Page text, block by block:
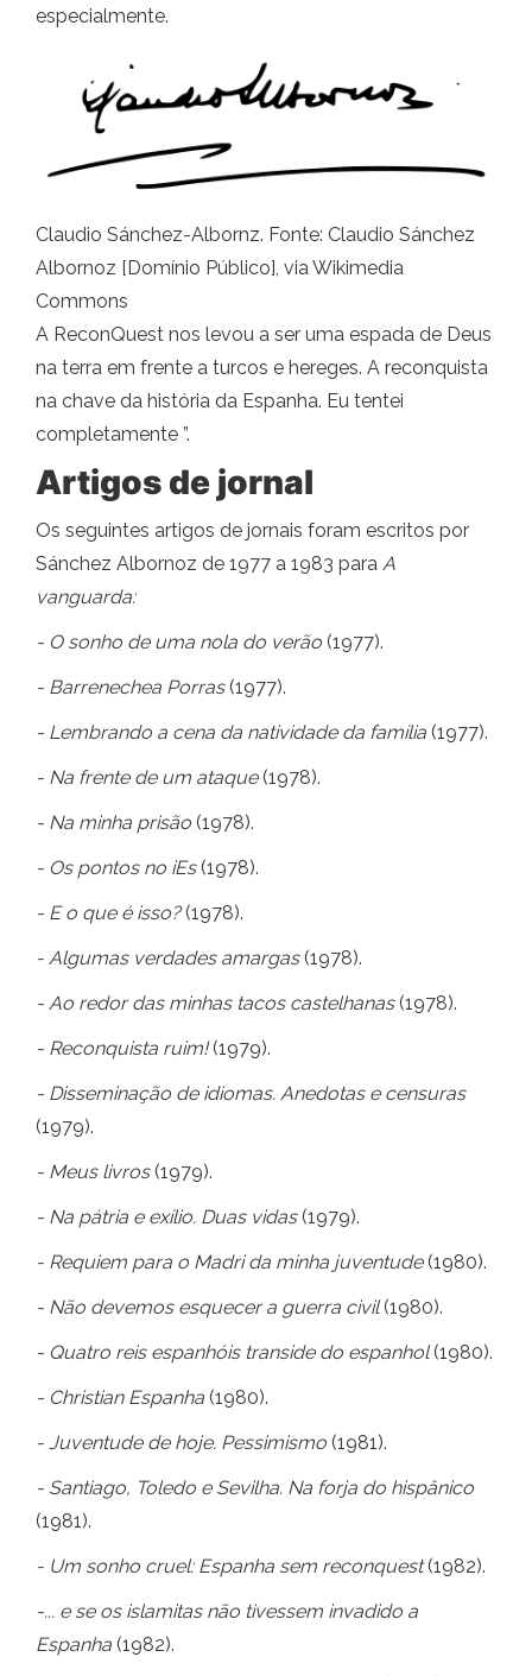
especialmente.
Claudio Sánchez-Albornz. Fonte: Claudio Sánchez
Albornoz [Domínio Público], via Wikimedia
Commons
A ReconQuest nos levou a ser uma espada de Deus
na terra em frente a turcos e hereges. A reconquista
na chave da história da Espanha. Eu tentei
completamente ”.
Artigos de jornal
Os seguintes artigos de jornais foram escritos por
Sánchez Albornoz de 1977 a 1983 para A
vanguarda:
- O sonho de uma nola do verão (1977).
- Barrenechea Porras (1977).
- Lembrando a cena da natividade da família (1977).
- Na frente de um ataque (1978).
- Na minha prisão (1978).
- Os pontos no iEs (1978).
- E o que é isso?(1978).
- Algumas verdades amargas (1978).
- Ao redor das minhas tacos castelhanas (1978).
- Reconquista ruim!(1979).
- Disseminação de idiomas. Anedotas e censuras
(1979).
- Meus livros (1979).
- Na pátria e exílio. Duas vidas (1979).
- Requiem para o Madri da minha juventude (1980).
- Não devemos esquecer a guerra civil(1980).
- Quatro reis espanhóis transide do espanhol(1980).
- Christian Espanha (1980).
- Juventude de hoje. Pessimismo (1981).
- Santiago, Toledo e Sevilha. Na forja do hispânico
(1981).
- Um sonho cruel: Espanha sem reconquest(1982).
-... e se os islamitas não tivessem invadido a
Espanha (1982).